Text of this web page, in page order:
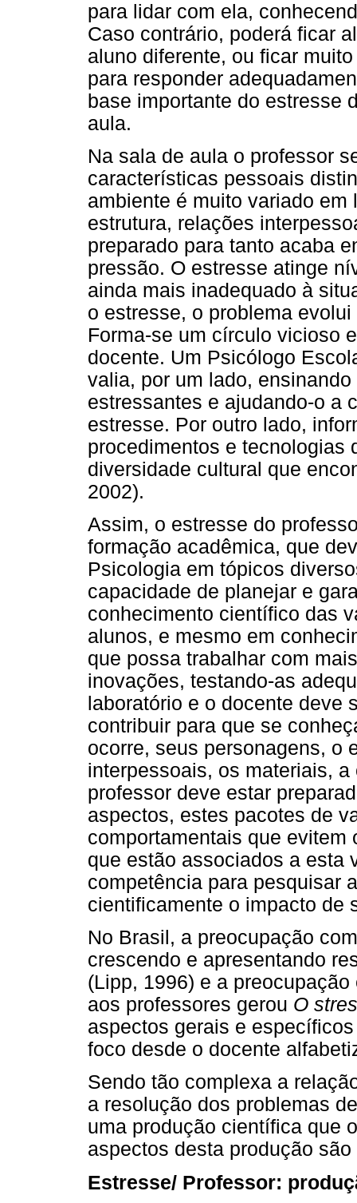
para lidar com ela,
Caso contrário, poderá ficar
aluno diferente, ou ficar
para responder
base importante do estresse
aula.
Na sala de aula o professor
características pessoais
ambiente é muito variado
estrutura, relações
preparado para tanto acaba
pressão. O estresse atinge
ainda mais inadequado à
o estresse, o problema
Forma-se um círculo vicioso
docente. Um Psicólogo
valia, por um lado,
estressantes e ajudando-o a
estresse. Por outro lado,
procedimentos e tecnologias
diversidade cultural que
2002).
Assim, o estresse do
formação acadêmica, que
Psicologia em tópicos
capacidade de planejar e
conhecimento científico das
alunos, e mesmo em
que possa trabalhar com
inovações, testando-as
laboratório e o docente deve
contribuir para que se
ocorre, seus personagens, o
interpessoais, os materiais,
professor deve estar
aspectos, estes pacotes de
comportamentais que
que estão associados a esta
competência para pesquisar
cientificamente o impacto de
No Brasil, a preocupação
crescendo e apresentando
(Lipp, 1996) e a
aos professores gerou O
aspectos gerais e
foco desde o docente
Sendo tão complexa a
a resolução dos problemas
uma produção científica que
aspectos desta produção
Estresse/ Professor: